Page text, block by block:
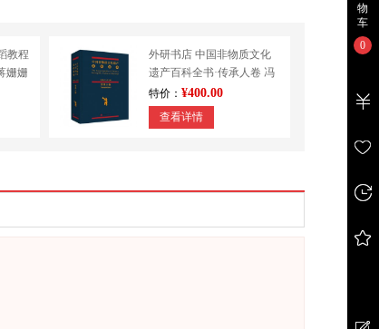
教程
姗姗
外研书店 中国非物质文化
遗产百科全书·传承人卷 冯
骥才 民间文学 其他
特价： ¥400.00
查看详情
物
车
0